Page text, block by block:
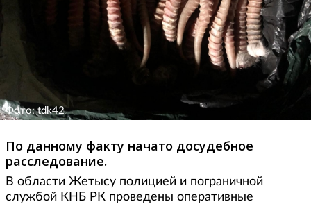
Фото: tdk42
По данному факту начато досудебное
расследование.
В области Жетысу полицией и пограничной
службой КНБ РК проведены оперативные